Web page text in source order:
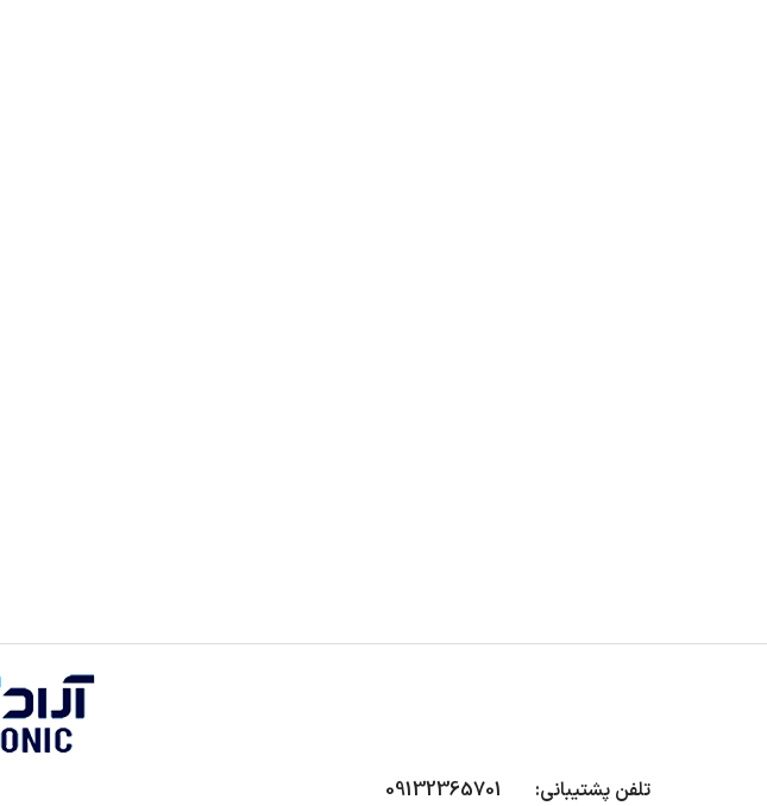
تلفن پشتیبانی: 09132365701